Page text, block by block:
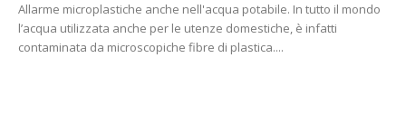
Allarme microplastiche anche nell'acqua potabile. In tutto il mondo
l’acqua utilizzata anche per le utenze domestiche, è infatti
contaminata da microscopiche fibre di plastica....